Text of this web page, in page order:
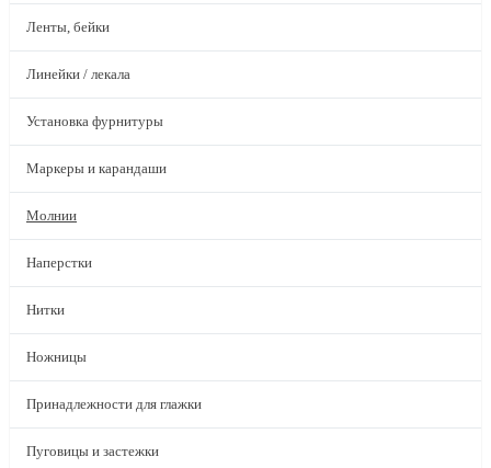
Ленты, бейки
Линейки / лекала
Установка фурнитуры
Маркеры и карандаши
Молнии
Наперстки
Нитки
Ножницы
Принадлежности для глажки
Пуговицы и застежки